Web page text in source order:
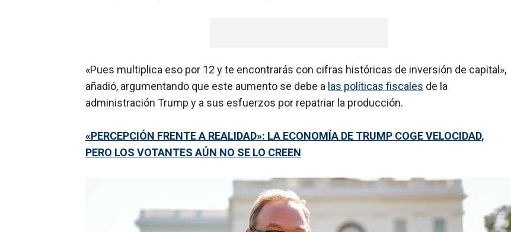
«Pues multiplica eso por 12 y te encontrarás con cifras históricas de inversión de capital»,
añadió, argumentando que este aumento se debe a las políticas fiscales de la
administración Trump y a sus esfuerzos por repatriar la producción.
«PERCEPCIÓN FRENTE A REALIDAD»: LA ECONOMÍA DE TRUMP COGE VELOCIDAD,
PERO LOS VOTANTES AÚN NO SE LO CREEN